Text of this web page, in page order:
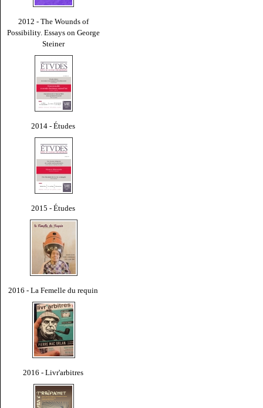
2012 - The Wounds of
Possibility. Essays on George
Steiner
2014 - Études
2015 - Études
2016 - La Femelle du requin
2016 - Livr'arbitres